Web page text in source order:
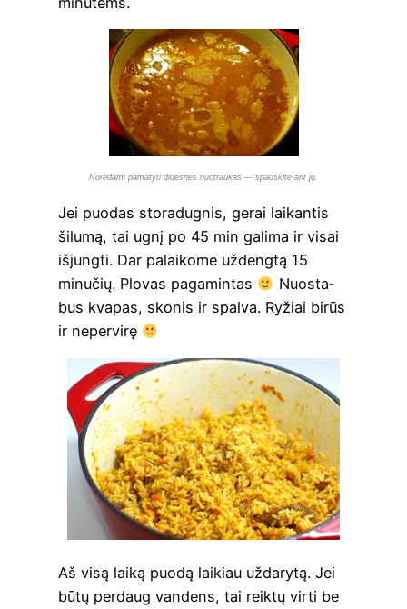
Norė­dami pama­tyti dides­nes nuo­trau­kas — spau­s­ki­te ant jų.
Jei puo­das sto­ra­dug­nis, gerai lai­kan­tis
šilu­mą, tai ugnį po 45 min gali­ma ir visai
išjung­ti. Dar palai­ko­me uždeng­tą 15
minu­čių. Plo­vas paga­min­tas
Nuo­sta­
bus kva­pas, sko­nis ir spal­va. Ryžiai birūs
ir nepervirę
Aš visą lai­ką puo­dą lai­kiau užda­ry­tą. Jei
būtų per­daug van­dens, tai reik­tų vir­ti be